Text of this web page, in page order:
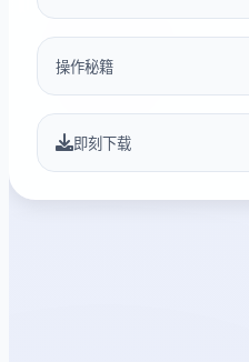
操作秘籍
即刻下载